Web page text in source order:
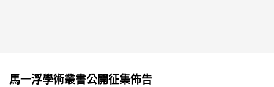
馬一浮學術叢書公開征集佈告